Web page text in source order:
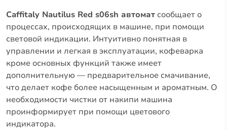
Caffitaly Nautilus Red s06sh автомат сообщает о
процессах, происходящих в машине, при помощи
световой индикации. Интуитивно понятная в
управлении и легкая в эксплуатации, кофеварка
кроме основных функций также имеет
дополнительную — предварительное смачивание,
что делает кофе более насыщенным и ароматным. О
необходимости чистки от накипи машина
проинформирует при помощи цветового
индикатора.